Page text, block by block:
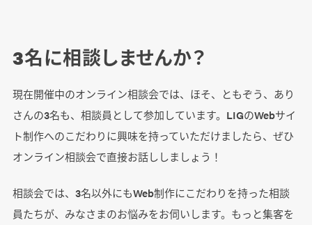
3名に相談しませんか？
現在開催中のオンライン相談会では、ほそ、ともぞう、あり
さんの3名も、相談員として参加しています。LIGのWebサイ
ト制作へのこだわりに興味を持っていただけましたら、ぜひ
オンライン相談会で直接お話ししましょう！
相談会では、3名以外にもWeb制作にこだわりを持った相談
員たちが、みなさまのお悩みをお伺いします。もっと集客を